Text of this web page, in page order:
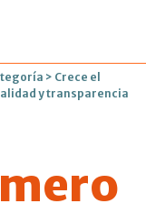
> Crece el
y transparencia